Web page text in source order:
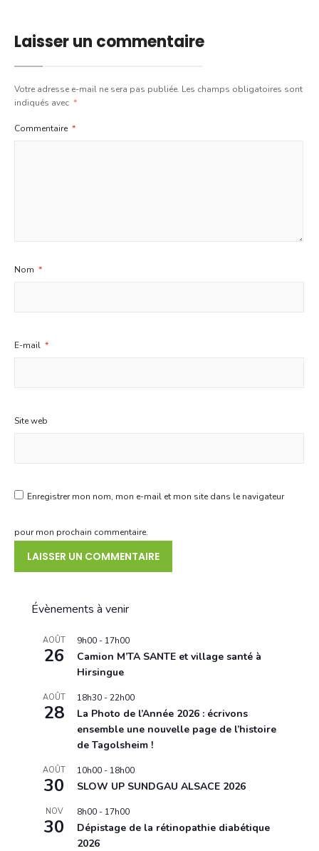
Laisser un commentaire
Votre adresse e-mail ne sera pas publiée. Les champs obligatoires sont
indiqués avec *
Commentaire *
Nom *
E-mail *
Site web
Enregistrer mon nom, mon e-mail et mon site dans le navigateur
pour mon prochain commentaire.
Évènements à venir
AOÛT
26
9h00 - 17h00
Camion M’TA SANTE et village santé à
Hirsingue
AOÛT
28
18h30 -22h00
La Photo de l’Année 2026 : écrivons
ensemble une nouvelle page de l’histoire
de Tagolsheim !
AOÛT
30
10h00 - 18h00
SLOW UP SUNDGAU ALSACE 2026
NOV
30
8h00 - 17h00
Dépistage de la rétinopathie diabétique
2026